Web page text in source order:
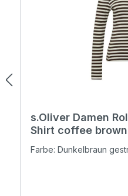
s.Oliver Damen
Shirt coffee
Farbe: Dunkelbraun